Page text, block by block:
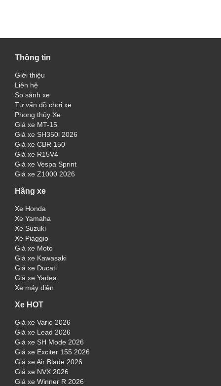
Thông tin
Giới thiệu
Liên hệ
So sánh xe
Tư vấn đồ chơi xe
Phong thủy Xe
Giá xe MT-15
Giá xe SH350i 2026
Giá xe CBR 150
Giá xe R15V4
Giá xe Vespa Sprint
Giá xe Z1000 2026
Hãng xe
Xe Honda
Xe Yamaha
Xe Suzuki
Xe Piaggio
Giá xe Moto
Giá xe Kawasaki
Giá xe Ducati
Giá xe Yadea
Xe máy điện
Xe HOT
Giá xe Vario 2026
Giá xe Lead 2026
Giá xe SH Mode 2026
Giá xe Exciter 155 2026
Giá xe Air Blade 2026
Giá xe NVX 2026
Giá xe Winner R 2026